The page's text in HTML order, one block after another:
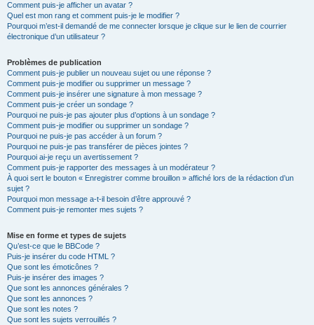
Comment puis-je afficher un avatar ?
Quel est mon rang et comment puis-je le modifier ?
Pourquoi m’est-il demandé de me connecter lorsque je clique sur le lien de courrier
électronique d’un utilisateur ?
Problèmes de publication
Comment puis-je publier un nouveau sujet ou une réponse ?
Comment puis-je modifier ou supprimer un message ?
Comment puis-je insérer une signature à mon message ?
Comment puis-je créer un sondage ?
Pourquoi ne puis-je pas ajouter plus d’options à un sondage ?
Comment puis-je modifier ou supprimer un sondage ?
Pourquoi ne puis-je pas accéder à un forum ?
Pourquoi ne puis-je pas transférer de pièces jointes ?
Pourquoi ai-je reçu un avertissement ?
Comment puis-je rapporter des messages à un modérateur ?
À quoi sert le bouton « Enregistrer comme brouillon » affiché lors de la rédaction d’un
sujet ?
Pourquoi mon message a-t-il besoin d’être approuvé ?
Comment puis-je remonter mes sujets ?
Mise en forme et types de sujets
Qu’est-ce que le BBCode ?
Puis-je insérer du code HTML ?
Que sont les émoticônes ?
Puis-je insérer des images ?
Que sont les annonces générales ?
Que sont les annonces ?
Que sont les notes ?
Que sont les sujets verrouillés ?